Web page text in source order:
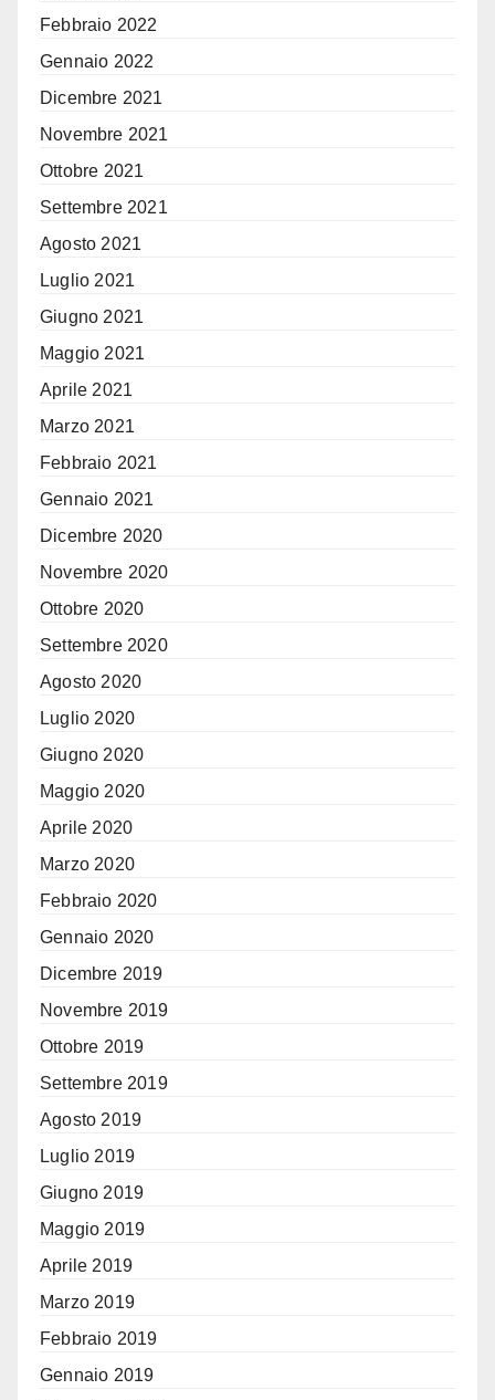
Febbraio 2022
Gennaio 2022
Dicembre 2021
Novembre 2021
Ottobre 2021
Settembre 2021
Agosto 2021
Luglio 2021
Giugno 2021
Maggio 2021
Aprile 2021
Marzo 2021
Febbraio 2021
Gennaio 2021
Dicembre 2020
Novembre 2020
Ottobre 2020
Settembre 2020
Agosto 2020
Luglio 2020
Giugno 2020
Maggio 2020
Aprile 2020
Marzo 2020
Febbraio 2020
Gennaio 2020
Dicembre 2019
Novembre 2019
Ottobre 2019
Settembre 2019
Agosto 2019
Luglio 2019
Giugno 2019
Maggio 2019
Aprile 2019
Marzo 2019
Febbraio 2019
Gennaio 2019